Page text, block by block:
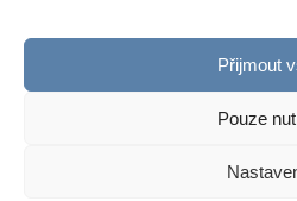
Přijmout
Pouze
ováno